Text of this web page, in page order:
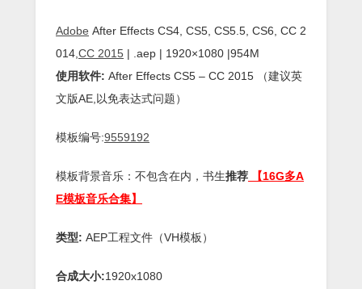
Adobe After Effects CS4, CS5, CS5.5, CS6, CC 2
014, CC 2015 | .aep | 1920×1080 |954M
使用软件: After Effects CS5 – CC 2015 （建议英
文版AE,以免表达式问题）
模板编号:9559192
模板背景音乐：不包含在内，书生推荐 【16G多A
E模板音乐合集】
类型: AEP工程文件（VH模板）
合成大小:1920x1080